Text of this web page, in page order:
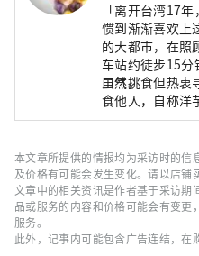
「离开台湾17
惯到渐渐喜欢上
的大都市，在照
车站约徒步15
口气。
虽然挑食但热衷
食他人，自称洋
本文章所提供的情报均为采访时的信
及价格有可能会发生变化。请以店铺
文章中的相关资讯是作者基于采访期
品或服务的内容和价格可能会有变
服务。
此外，记事内可能包含广告连结，在